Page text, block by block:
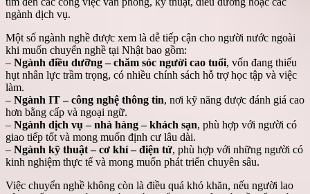
ngành dịch vụ.
Một số ngành nghề được xem là dễ tiếp cận cho người nước ngoài
khi muốn chuyển nghề tại Nhật bao gồm:
– Ngành điều dưỡng – chăm sóc người cao tuổi, vốn đang thiếu
hụt nhân lực trầm trọng, có nhiều chính sách hỗ trợ học tập và việc
làm.
– Ngành IT – công nghệ thông tin, nơi kỹ năng được đánh giá cao
hơn bằng cấp và ngoại ngữ.
– Ngành dịch vụ – nhà hàng – khách sạn, phù hợp với người có
giao tiếp tốt và mong muốn định cư lâu dài.
– Ngành kỹ thuật – cơ khí – điện tử, phù hợp với những người có
kinh nghiệm thực tế và mong muốn phát triển chuyên sâu.
Việc chuyển nghề không còn là điều quá khó khăn, nếu người lao